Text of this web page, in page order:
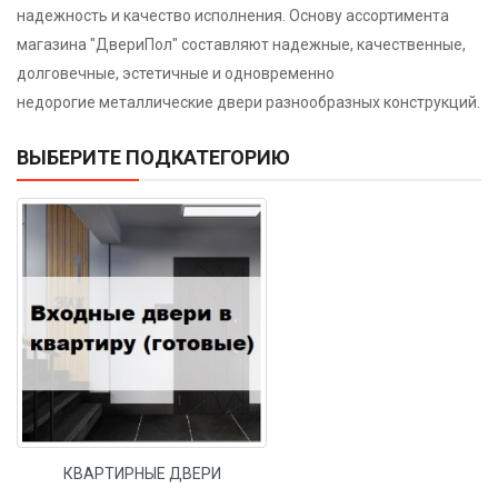
надежность и качество исполнения. Основу ассортимента
магазина "ДвериПол" составляют надежные, качественные,
долговечные, эстетичные и одновременно
недорогие металлические двери разнообразных конструкций.
ВЫБЕРИТЕ ПОДКАТЕГОРИЮ
КВАРТИРНЫЕ ДВЕРИ